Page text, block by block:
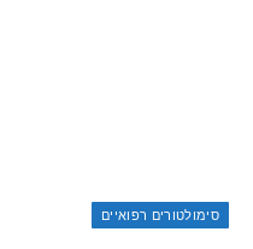
סימולטורים רפואיים